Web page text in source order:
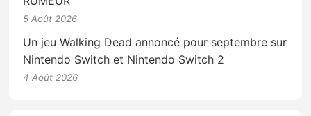
5 Août 2026
Un jeu Walking Dead annoncé pour septembre sur
Nintendo Switch et Nintendo Switch 2
4 Août 2026